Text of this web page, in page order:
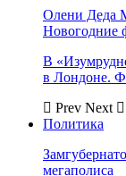
Олени Деда
Новогодние
В
в Лондоне.
Prev Next
Политика
мегаполиса